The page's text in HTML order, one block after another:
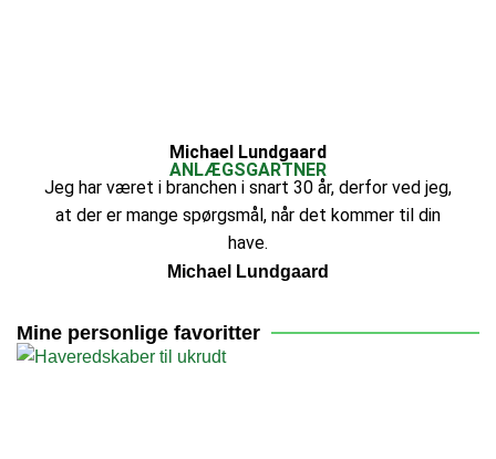
Michael Lundgaard
ANLÆGSGARTNER
Jeg har været i branchen i snart 30 år, derfor ved jeg,
at der er mange spørgsmål, når det kommer til din
have.
Michael Lundgaard
Mine personlige favoritter